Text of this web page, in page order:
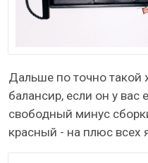
Дальше по точно
балансир, если он у
свободный минус
красный - на плюс всех